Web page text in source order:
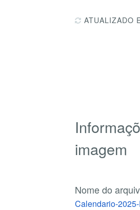
ATUALIZADO
imagem
Nome do
Calendario-